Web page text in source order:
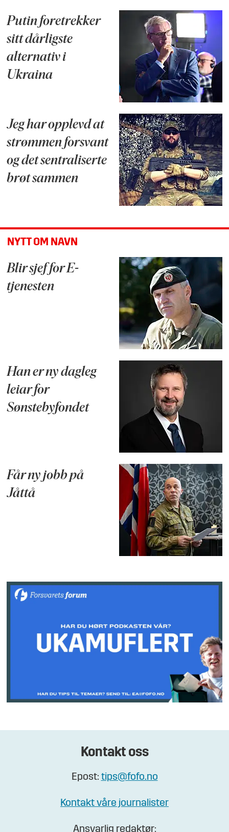
Putin foretrekker
sitt dårligste
alternativ i
Ukraina
Jeg har opplevd at
strømmen forsvant
og det sentraliserte
brøt sammen
NYTT OM NAVN
Blir sjef for E-
tjenesten
Han er ny dagleg
leiar for
Sønstebyfondet
Får ny jobb på
Jåttå
Kontakt oss
Epost: tips@fofo.no
Kontakt våre journalister
Ansvarlig redaktør: